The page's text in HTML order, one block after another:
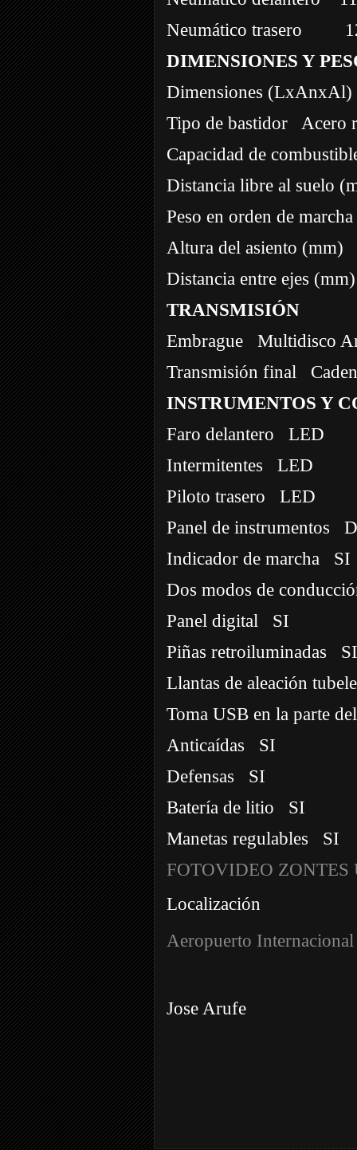
Neumático trasero
DIMENSIONES Y
Dimensiones (LxAnxAl)
Tipo de bastidor
Acero
Capacidad de
Distancia libre al suelo
Peso en orden de
Altura del asiento (mm)
Distancia entre ejes (mm)
TRANSMISIÓN
Embrague
Multidisco
Transmisión final
INSTRUMENTOS Y
Faro delantero
LED
Intermitentes
LED
Piloto trasero
LED
Panel de instrumentos
Indicador de marcha
SI
Dos modos de
Panel digital
SI
Piñas retroiluminadas
SI
Llantas de aleación
Toma USB en la parte
Anticaídas
SI
Defensas
SI
Batería de litio
SI
Manetas regulables
SI
FOTOVIDEO ZONTES
Localización
Aeropuerto
Jose Arufe